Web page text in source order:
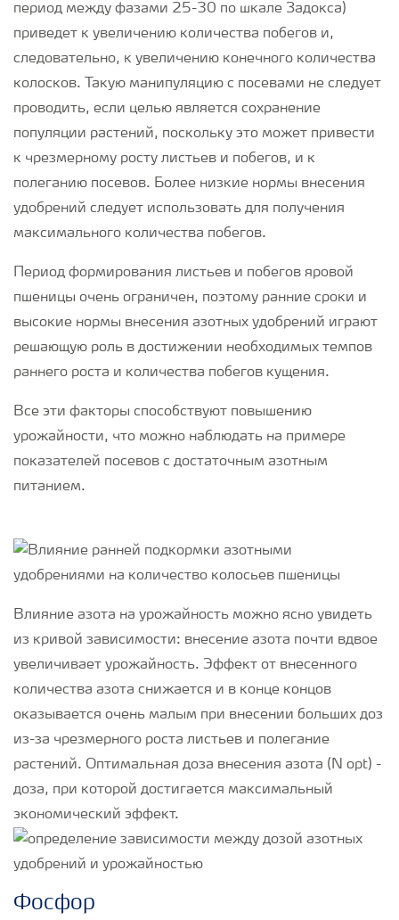
период между фазами 25-30 по шкале Задокса)
приведет к увеличению количества побегов и,
следовательно, к увеличению конечного количества
колосков. Такую манипуляцию с посевами не следует
проводить, если целью является сохранение
популяции растений, поскольку это может привести
к чрезмерному росту листьев и побегов, и к
полеганию посевов. Более низкие нормы внесения
удобрений следует использовать для получения
максимального количества побегов.
Период формирования листьев и побегов яровой
пшеницы очень ограничен, поэтому ранние сроки и
высокие нормы внесения азотных удобрений играют
решающую роль в достижении необходимых темпов
раннего роста и количества побегов кущения.
Все эти факторы способствуют повышению
урожайности, что можно наблюдать на примере
показателей посевов с достаточным азотным
питанием.
Влияние азота на урожайность можно ясно увидеть
из кривой зависимости: внесение азота почти вдвое
увеличивает урожайность. Эффект от внесенного
количества азота снижается и в конце концов
оказывается очень малым при внесении больших доз
из-за чрезмерного роста листьев и полегание
растений. Оптимальная доза внесения азота (N opt) -
доза, при которой достигается максимальный
экономический эффект.
Фосфор